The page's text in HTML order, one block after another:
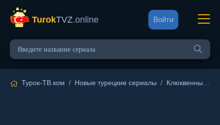
TurokTVZ.online Войти
Турок-ТВ.ком / Новые турецкие сериалы / Клюквенный щербет